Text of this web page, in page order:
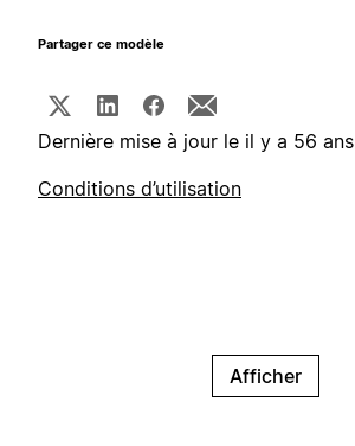
Partager ce modèle
Dernière mise à jour le il y a 56 ans
Conditions d’utilisation
Afficher